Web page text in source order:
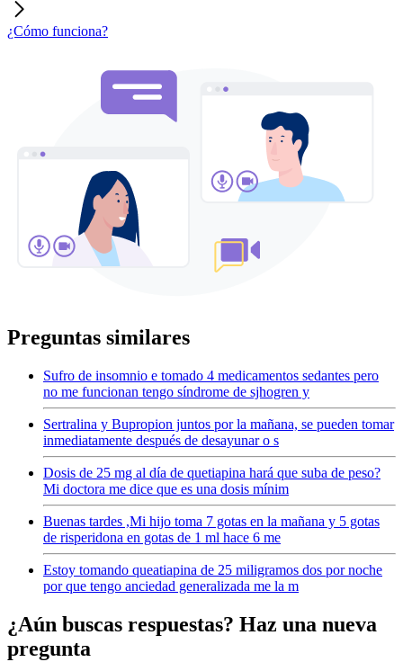
¿Cómo funciona?
Preguntas similares
Sufro de insomnio e tomado 4 medicamentos sedantes pero
no me funcionan tengo síndrome de sjhogren y
Sertralina y Bupropion juntos por la mañana, se pueden tomar
inmediatamente después de desayunar o s
Dosis de 25 mg al día de quetiapina hará que suba de peso?
Mi doctora me dice que es una dosis mínim
Buenas tardes ,Mi hijo toma 7 gotas en la mañana y 5 gotas
de risperidona en gotas de 1 ml hace 6 me
Estoy tomando queatiapina de 25 miligramos dos por noche
por que tengo anciedad generalizada me la m
¿Aún buscas respuestas? Haz una nueva
pregunta